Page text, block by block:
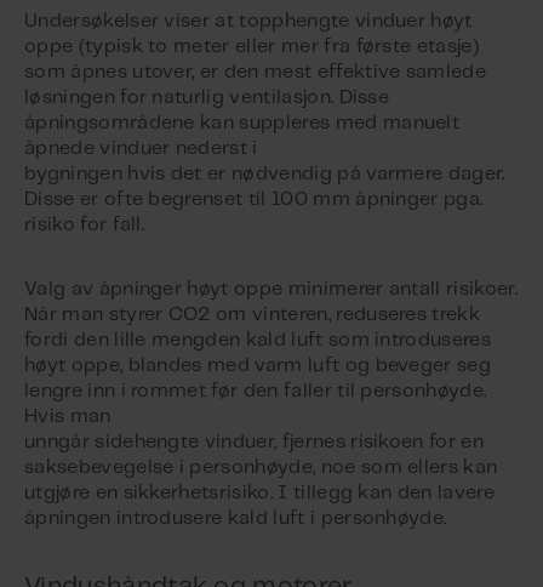
Undersøkelser viser at topphengte vinduer høyt
oppe (typisk to meter eller mer fra første etasje)
som åpnes utover, er den mest effektive samlede
løsningen for naturlig ventilasjon. Disse
åpningsområdene kan suppleres med manuelt
åpnede vinduer nederst i
bygningen hvis det er nødvendig på varmere dager.
Disse er ofte begrenset til 100 mm åpninger pga.
risiko for fall.
Valg av åpninger høyt oppe minimerer antall risikoer.
Når man styrer CO2 om vinteren, reduseres trekk
fordi den lille mengden kald luft som introduseres
høyt oppe, blandes med varm luft og beveger seg
lengre inn i rommet før den faller til personhøyde.
Hvis man
unngår sidehengte vinduer, fjernes risikoen for en
saksebevegelse i personhøyde, noe som ellers kan
utgjøre en sikkerhetsrisiko. I tillegg kan den lavere
åpningen introdusere kald luft i personhøyde.